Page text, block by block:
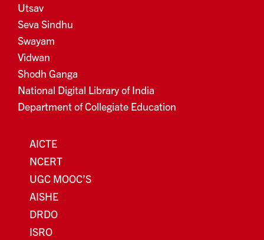
Utsav
Seva Sindhu
Swayam
Vidwan
Shodh Ganga
National Digital Library of India
Department of Collegiate Education
AICTE
NCERT
UGC MOOC’S
AISHE
DRDO
ISRO